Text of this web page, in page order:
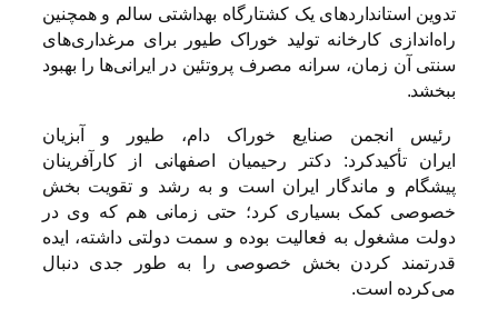
تدوین استانداردهای یک کشتارگاه بهداشتی سالم و همچنین
راه‌اندازی کارخانه تولید خوراک طیور برای مرغداری‌های
سنتی آن زمان، سرانه مصرف پروتئین در ایرانی‌ها را بهبود
ببخشد.
رئیس انجمن صنایع خوراک دام، طیور و آبزیان
ایران تأکیدکرد: دکتر رحیمیان اصفهانی از کارآفرینان
پیشگام و ماندگار ایران است و به رشد و تقویت بخش
خصوصی کمک بسیاری کرد؛ حتی زمانی هم که وی در
دولت مشغول به فعالیت بوده و سمت دولتی داشته، ایده
قدرتمند کردن بخش خصوصی را به طور جدی دنبال
می‌کرده است.